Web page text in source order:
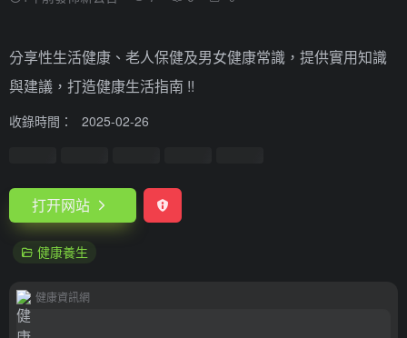
分享性生活健康、老人保健及男女健康常識，提供實用知識
與建議，打造健康生活指南 !!
收錄時間： 2025-02-26
打开网站
健康養生
健康資訊網